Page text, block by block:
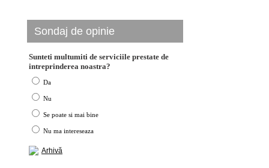
Sondaj de opinie
Sunteti multumiti de serviciile prestate de
intreprinderea noastra?
Da
Nu
Se poate si mai bine
Nu ma intereseaza
Arhivă